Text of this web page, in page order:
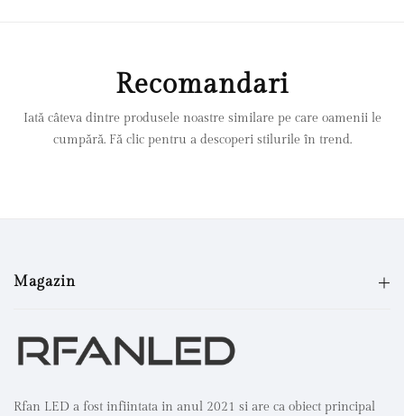
Recomandari
Iată câteva dintre produsele noastre similare pe care oamenii le
cumpără. Fă clic pentru a descoperi stilurile în trend.
Magazin
Rfan LED a fost infiintata in anul 2021 si are ca obiect principal